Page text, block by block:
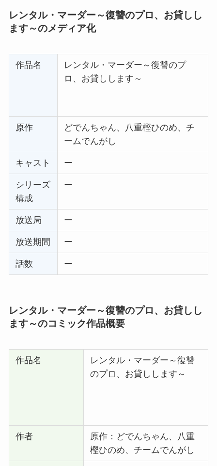
レンタル・マーダー～復讐のプロ、お貸しし
ます～のメディア化
作品名
レンタル・マーダー～復讐のプ
ロ、お貸しします～
原作
どでんちゃん、八重樫ひのめ、チ
ームでんがし
キャスト ー
シリーズ
構成
ー
放送局 ー
放送期間 ー
話数 ー
レンタル・マーダー～復讐のプロ、お貸しし
ます～のコミック作品概要
作品名
レンタル・マーダー～復讐
のプロ、お貸しします～
作者
原作：どでんちゃん、八重
樫ひのめ、チームでんがし